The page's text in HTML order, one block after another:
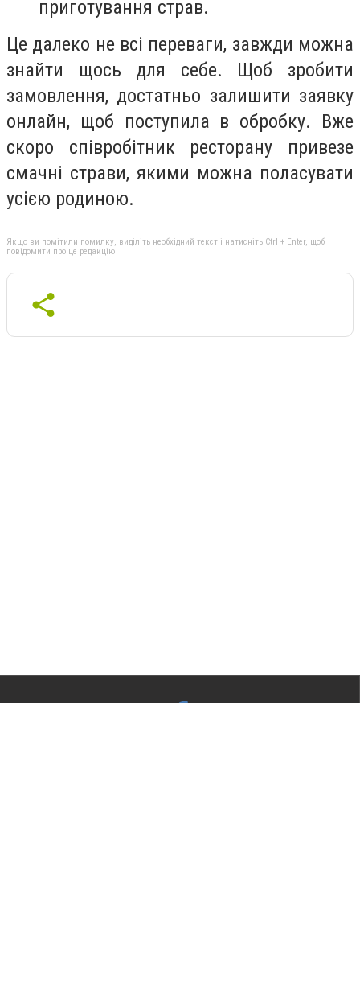
приготування страв.
Це далеко не всі переваги, завжди можна
знайти щось для себе. Щоб зробити
замовлення, достатньо залишити заявку
онлайн, щоб поступила в обробку. Вже
скоро співробітник ресторану привезе
смачні страви, якими можна поласувати
усією родиною.
Якщо ви помітили помилку, виділіть необхідний текст і натисніть Ctrl + Enter, щоб
повідомити про це редакцію